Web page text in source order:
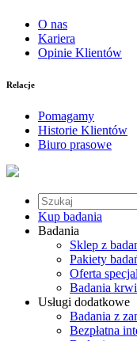
O nas
Kariera
Opinie Klientów
Relacje
Pomagamy
Historie Klientów
Biuro prasowe
Kup badania
Badania
Sklep z
Pakiety
Oferta
Badania
Usługi dodatkowe
Badania z
Bezpłatna